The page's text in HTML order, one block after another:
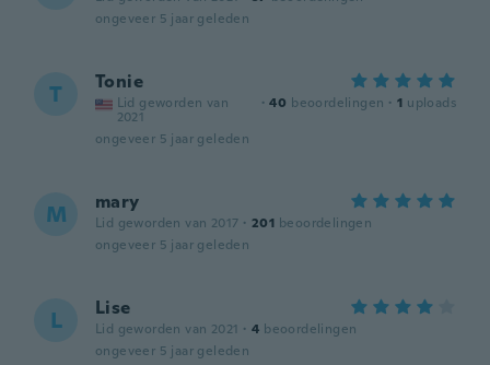
ongeveer 5 jaar geleden
T Tonie
Lid geworden van
2021
· 40 beoordelingen · 1 uploads
ongeveer 5 jaar geleden
M mary
Lid geworden van 2017 · 201 beoordelingen
ongeveer 5 jaar geleden
L Lise
Lid geworden van 2021 · 4 beoordelingen
ongeveer 5 jaar geleden